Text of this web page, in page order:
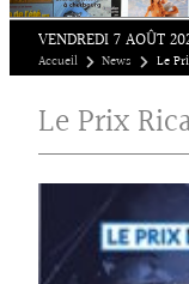
VENDREDI 7 AOÛT
Accueil News Le
Le Prix